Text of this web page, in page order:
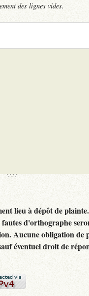
des lignes vides.
lieu à dépôt de plainte.
d'orthographe
Aucune obligation de
éventuel droit de